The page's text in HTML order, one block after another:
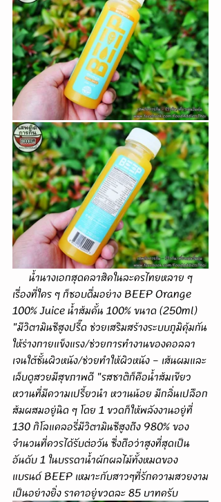
เรื่องที่ใคร ๆ ก็ชอบดื่มอย่าง BEEP Orange
100% Juice น้ำส้มคั้น 100% ขนาด (250ml)
"มีวิตามินซีสูงปรี๊ด ช่วยเสริมสร้างระบบภูมิคุ้มกัน
ให้ร่างกายแข็งแรง/ช่วยการทำงานของคอลลา
เจนใต้ชั้นผิวหนัง/ช่วยทำให้ผิวหนัง – เส้นผมและ
เล็บดูสวยมีสุขภาพดี "รสชาติก็คือน้ำส้มเขียว
หวานที่มีความเปรี้ยวนำ หวานน้อย มีกลิ่นเปลือก
ส้มผสมอยู่นิด ๆ โดย 1 ขวดก็ให้พลังงานอยู่ที่
130 กิโลแคลอรี่มีวิตามินซีสูงถึง 980% ของ
จำนวนที่ควรได้รับต่อวัน ซึ่งถือว่าสูงที่สุดเป็น
อันดับ 1 ในบรรดาน้ำผักผลไม้ทั้งหมดของ
แบรนด์ BEEP เหมาะกับสาวๆที่รักความสวยงาม
เป็นอย่างยิ่ง ราคาอยู่ขวดละ 85 บาทครับ